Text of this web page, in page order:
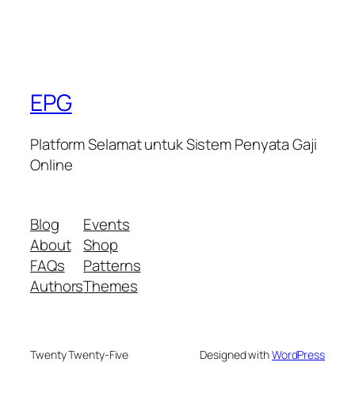
EPG
Platform Selamat untuk Sistem Penyata Gaji
Online
Blog
About
FAQs
Authors
Events
Shop
Patterns
Themes
Twenty Twenty-Five Designed withWordPress